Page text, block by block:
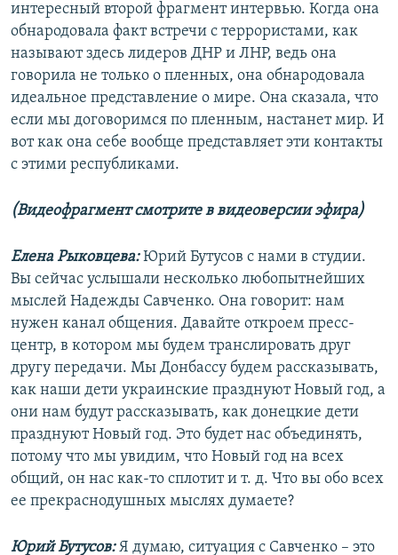
интересный второй фрагмент интервью. Когда она
обнародовала факт встречи с террористами, как
называют здесь лидеров ДНР и ЛНР, ведь она
говорила не только о пленных, она обнародовала
идеальное представление о мире. Она сказала, что
если мы договоримся по пленным, настанет мир. И
вот как она себе вообще представляет эти контакты
с этими республиками.
(Видеофрагмент смотрите в видеоверсии эфира)
Елена Рыковцева:Юрий Бутусов с нами в студии.
Вы сейчас услышали несколько любопытнейших
мыслей Надежды Савченко. Она говорит: нам
нужен канал общения. Давайте откроем пресс-
центр, в котором мы будем транслировать друг
другу передачи. Мы Донбассу будем рассказывать,
как наши дети украинские празднуют Новый год, а
они нам будут рассказывать, как донецкие дети
празднуют Новый год. Это будет нас объединять,
потому что мы увидим, что Новый год на всех
общий, он нас как-то сплотит и т. д. Что вы обо всех
ее прекраснодушных мыслях думаете?
Юрий Бутусов:Я думаю, ситуация с Савченко – это